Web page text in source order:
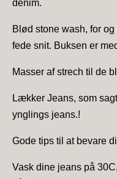
denim.
Blød stone wash, for
fede snit. Buksen er
Masser af strech til de
Lækker Jeans, som
ynglings jeans.!
Gode tips til at bevare
Vask dine jeans på